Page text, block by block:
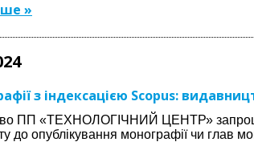
»
з індексацією Scopus:
ПП «ТЕХНОЛОГІЧНИЙ ЦЕНТР» запрошує
до опублікування монографії чи глав